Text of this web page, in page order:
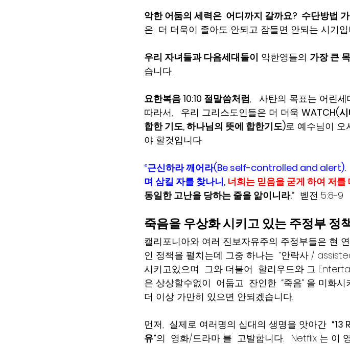
악한 어둠의 세력은  어디까지 갈까요?  수단방법
은  더 더욱이 졸아도 안되고 잠들면 안되는 시기입
우리 자녀들과 다음세대들이 악한영들의 가장 큰
습니다.
요한복음 10:10 절말씀처럼,   사탄의 목표는 어린세
따라서,   우리 그리스도인들은 더 더욱 WATCH(
합한 기도, 하나님의 뜻에 합한기도)로 예수님이 오
야 할것입니다.
“근신하라 깨어라(Be self-controlled and alert).
며 삼킬 자를 찾나니, 너희는 믿음을 굳게 하여 저를
동일한 고난을 당하는 줄을 앎이니라.” 벧전 5:8-9
죽음을 우상화 시키고 있는 주정부 정
캘리포니아와 여러 진보자유주의 주정부들은 현
인 정책을 펼치는데 그중 하나는  “안락사 /
시키고있으며  그와 더불어  할리우드와 그
은 상상할수없이  어둡고  잔인한  “죽음” 을 미화
더 이상 가만히 있으면 안되겠습니다.
먼저,  실제로 여러명의 십대의 생명을 앗아간 “13
유”의  영화/드라마 를  고발합니다.   Netflix 는